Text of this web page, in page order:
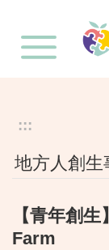
:::
地方人創生
【青年創
Farm